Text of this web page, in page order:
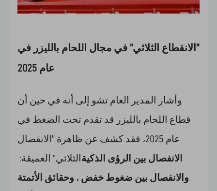
"الانقطاع الثلاثي" في مجال اللحام بالليزر في
عام 2025
وأشار المدير العام تشو إلى أنه في حين أن
قطاع اللحام بالليزر قد تقدم تحت الضغط في
عام 2025، فقد كشف عن ظاهرة "الانفصال
الثلاثي" العميقة: الانفصال بين الرؤى الذكية
وحقائق الأتمتة ، والانفصال بين ضغوط خفض